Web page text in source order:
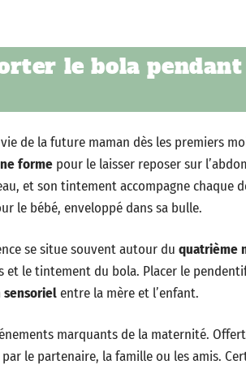
le bola pendant
de la future maman dès les premiers
forme pour le laisser reposer sur
et son tintement accompagne chaque
le bébé, enveloppé dans sa bulle.
se situe souvent autour du quatrième
et le tintement du bola. Placer le
sensorielentre la mère et l’enfant.
marquants de la maternité.
le partenaire, la famille ou les amis.